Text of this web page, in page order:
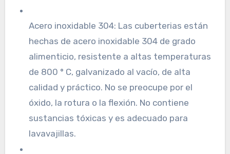
Acero inoxidable 304: Las cuberterias están
hechas de acero inoxidable 304 de grado
alimenticio, resistente a altas temperaturas
de 800 ° C, galvanizado al vacío, de alta
calidad y práctico. No se preocupe por el
óxido, la rotura o la flexión. No contiene
sustancias tóxicas y es adecuado para
lavavajillas.